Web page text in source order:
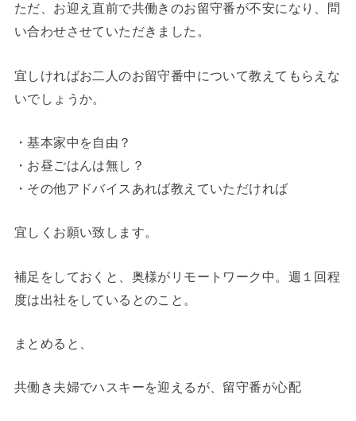
ただ、お迎え直前で共働きのお留守番が不安になり、問
い合わせさせていただきました。
宜しければお二人のお留守番中について教えてもらえな
いでしょうか。
・基本家中を自由？
・お昼ごはんは無し？
・その他アドバイスあれば教えていただければ
宜しくお願い致します。
補足をしておくと、奥様がリモートワーク中。週１回程
度は出社をしているとのこと。
まとめると、
共働き夫婦でハスキーを迎えるが、留守番が心配